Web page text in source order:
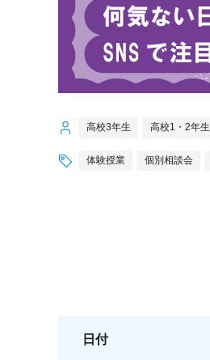
高校3年生 高校1・2年生
体験授業 個別相談会
日付